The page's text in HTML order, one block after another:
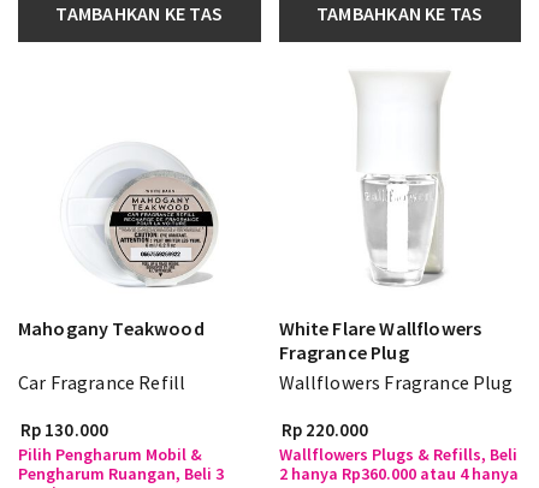
TAMBAHKAN KE TAS TAMBAHKAN KE TAS
Mahogany Teakwood
Car Fragrance Refill
Rp 130.000
Pilih Pengharum Mobil &
Pengharum Ruangan, Beli 3
White Flare Wallflowers
Fragrance Plug
Wallflowers Fragrance Plug
Rp 220.000
Wallflowers Plugs & Refills, Beli
2 hanya Rp360.000 atau 4 hanya